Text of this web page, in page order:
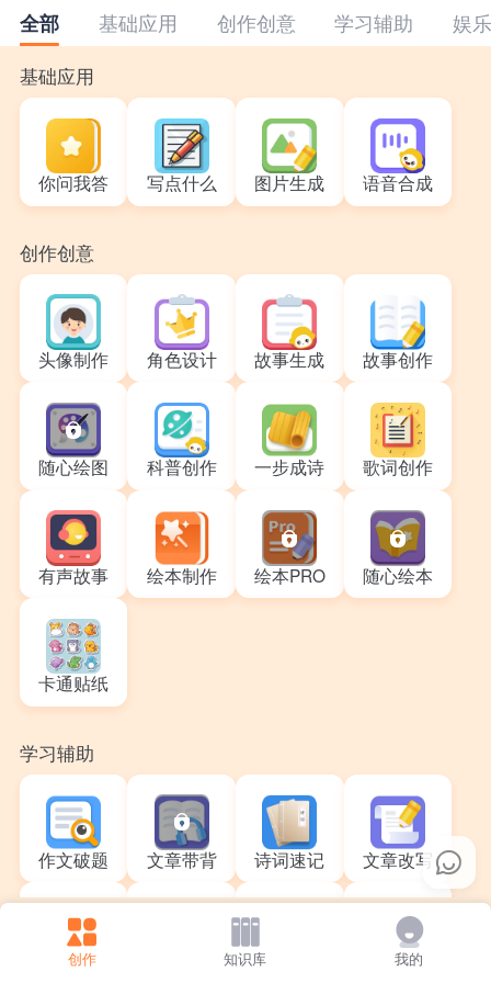
全部 基础应用 创作创意 学习辅助 娱
基础应用
你问我答 写点什么 图片生成 语音合成
创作创意
头像制作 角色设计 故事生成 故事创作
随心绘图 科普创作 一步成诗 歌词创作
有声故事 绘本制作 绘本PRO 随心绘本
卡通贴纸
学习辅助
作文破题 文章带背 诗词速记 文章改写
成语大师 英文精读
创作 知识库 我的